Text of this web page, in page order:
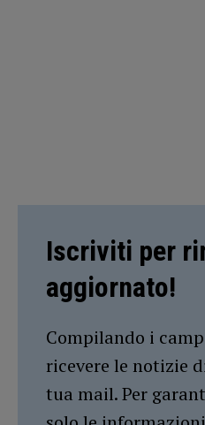
Iscriviti per
aggiornato!
Compilando i
ricevere le notizie
tua mail. Per